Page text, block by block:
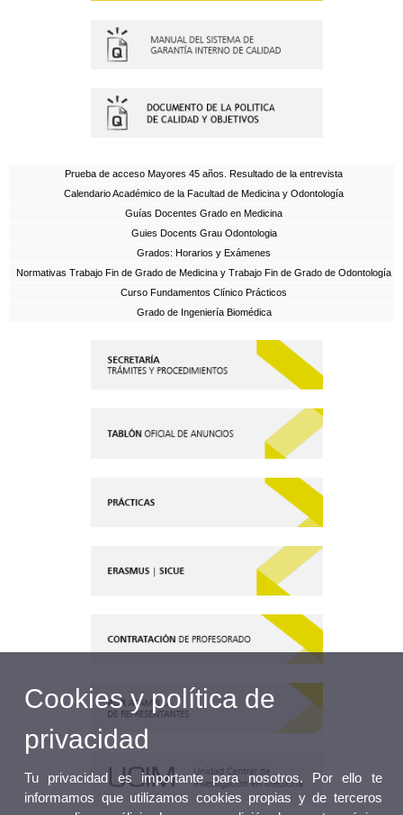
Prueba de acceso Mayores 45 años. Resultado de la entrevista
Calendario Académico de la Facultad de Medicina y Odontología
Guías Docentes Grado en Medicina
Guies Docents Grau Odontologia
Grados: Horarios y Exámenes
Normativas Trabajo Fin de Grado de Medicina y Trabajo Fin de Grado de Odontología
Curso Fundamentos Clínico Prácticos
Grado de Ingeniería Biomédica
Cookies y política de
privacidad
Tu privacidad es importante para nosotros. Por ello te
informamos que utilizamos cookies propias y de terceros